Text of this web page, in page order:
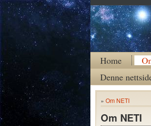
Home
Denne
» Om NETI
Om NETI